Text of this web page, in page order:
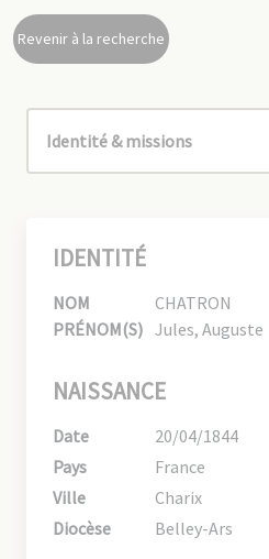
Revenir à la recherche
IDENTITÉ
NOM
CHATRON
PRÉNOM(S) Jules, Auguste
NAISSANCE
Date
20/04/1844
Pays
France
Ville
Charix
Diocèse
Belley-Ars